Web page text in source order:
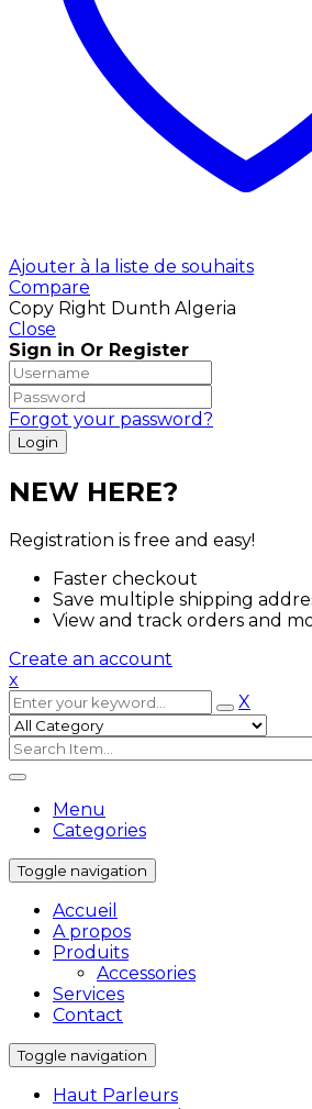
Ajouter à la liste de souhaits
Compare
Copy Right Dunth Algeria
Close
Sign in Or Register
Forgot your password?
NEW HERE?
Registration is free and easy!
Faster checkout
Save multiple shipping
View and track orders and
Create an account
x
X
Menu
Categories
Toggle navigation
Accueil
A propos
Produits
Accessories
Services
Contact
Toggle navigation
Haut Parleurs